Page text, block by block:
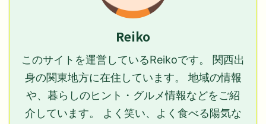
Reiko
このサイトを運営しているReikoです。 関西出
身の関東地方に在住しています。 地域の情報
や、暮らしのヒント・グルメ情報などをご紹
介しています。 よく笑い、よく食べる陽気な